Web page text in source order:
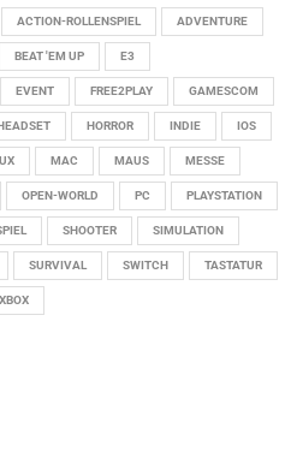
ACTION-ROLLENSPIEL ADVENTURE
BEAT 'EM UP E3
EVENT FREE2PLAY GAMESCOM
HORROR INDIE IOS
MAC MAUS MESSE
OPEN-WORLD PC PLAYSTATION
SHOOTER SIMULATION
SURVIVAL SWITCH TASTATUR
XBOX